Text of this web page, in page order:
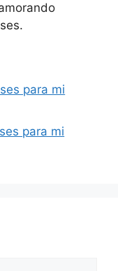
para mi
para mi